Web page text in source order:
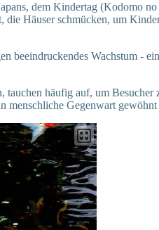
dem Kindertag (Kodomo
Häuser schmücken, um
beeindruckendes Wachstum -
häufig auf, um Besucher
menschliche Gegenwart gewöhnt